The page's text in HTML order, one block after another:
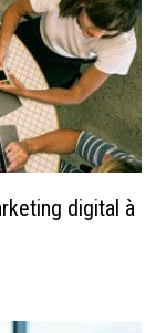
digital à